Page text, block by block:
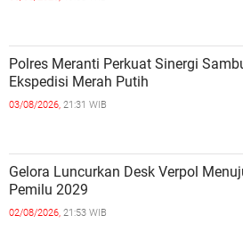
Polres Meranti Perkuat Sinergi
Ekspedisi Merah Putih
03/08/2026, 21:31 WIB
Gelora Luncurkan Desk Verpol
Pemilu 2029
02/08/2026, 21:53 WIB